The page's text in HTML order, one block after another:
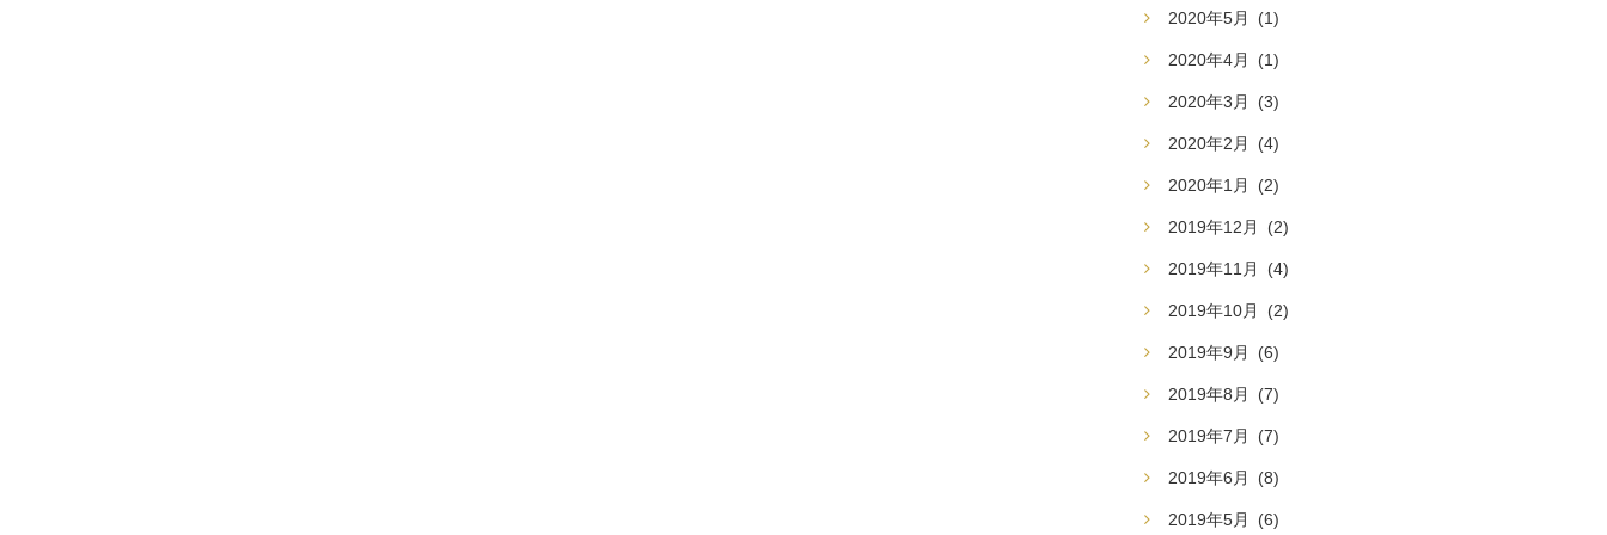
2020年5月 (1)
2020年4月 (1)
2020年3月 (3)
2020年2月 (4)
2020年1月 (2)
2019年12月 (2)
2019年11月 (4)
2019年10月 (2)
2019年9月 (6)
2019年8月 (7)
2019年7月 (7)
2019年6月 (8)
2019年5月 (6)